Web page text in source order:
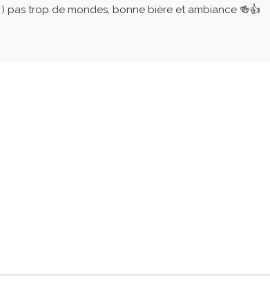
pas trop de mondes, bonne bière et ambiance 🍻👍